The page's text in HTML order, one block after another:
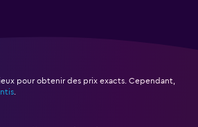
pour obtenir des prix exacts. Cependant,
.